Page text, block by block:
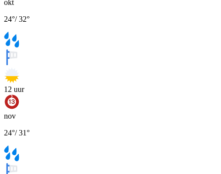
okt
24°/32°
12 uur
nov
24°/31°